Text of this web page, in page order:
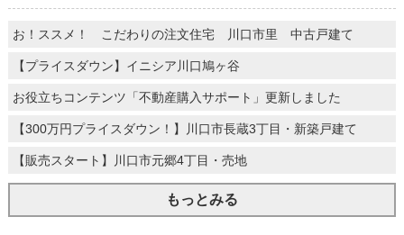
お！ススメ！ こだわりの注文住宅 川口市里 中古戸建て
【プライスダウン】イニシア川口鳩ヶ谷
お役立ちコンテンツ「不動産購入サポート」更新しました
【300万円プライスダウン！】川口市長蔵3丁目・新築戸建て
【販売スタート】川口市元郷4丁目・売地
もっとみる